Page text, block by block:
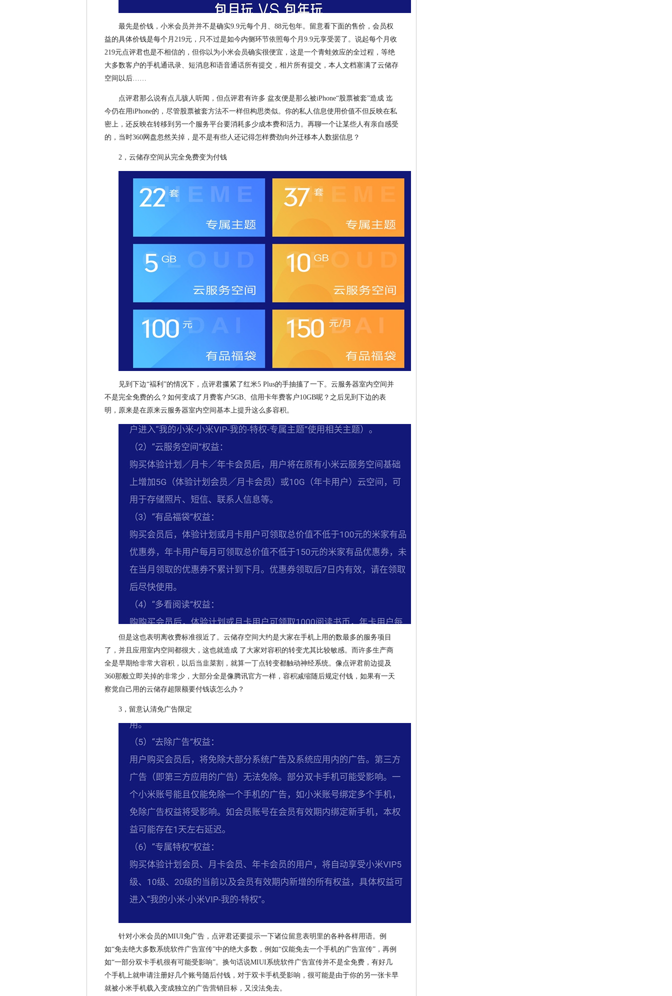
最先是价钱，小米会员并并不是确实9.9元每个月、88元包年。留意看下面的售价，会员权
益的具体价钱是每个月219元，只不过是如今内侧环节依照每个月9.9元享受罢了。说起每个月收
219元点评君也是不相信的，但你以为小米会员确实很便宜，这是一个青蛙效应的全过程，等绝
大多数客户的手机通讯录、短消息和语音通话所有提交，相片所有提交，本人文档塞满了云储存
空间以后……
点评君那么说有点儿骇人听闻，但点评君有许多 盆友便是那么被iPhone“股票被套”造成 迄
今仍在用iPhone的，尽管股票被套方法不一样但构思类似。你的私人信息使用价值不但反映在私
密上，还反映在转移到另一个服务平台要消耗多少成本费和活力。再聊一个让某些人有亲自感受
的，当时360网盘忽然关掉，是不是有些人还记得怎样费劲向外迁移本人数据信息？
2，云储存空间从完全免费变为付钱
见到下边“褔利”的情况下，点评君攥紧了红米5 Plus的手抽搐了一下。云服务器室内空间并
不是完全免费的么？如何变成了月费客户5GB、信用卡年费客户10GB呢？之后见到下边的表
明，原来是在原来云服务器室内空间基本上提升这么多容积。
但是这也表明离收费标准很近了。云储存空间大约是大家在手机上用的数最多的服务项目
了，并且应用室内空间都很大，这也就造成 了大家对容积的转变尤其比较敏感。而许多生产商
全是早期给非常大容积，以后当韭菜割，就算一丁点转变都触动神经系统。像点评君前边提及
360那般立即关掉的非常少，大部分全是像腾讯官方一样，容积减缩随后规定付钱，如果有一天
察觉自己用的云储存超限额要付钱该怎么办？
3，留意认清免广告限定
针对小米会员的MIUI免广告，点评君还要提示一下诸位留意表明里的各种各样用语。例
如“免去绝大多数系统软件广告宣传”中的绝大多数，例如“仅能免去一个手机的广告宣传”，再例
如“一部分双卡手机很有可能受影响”。换句话说MIUI系统软件广告宣传并不是全免费，有好几
个手机上就申请注册好几个账号随后付钱，对于双卡手机受影响，很可能是由于你的另一张卡早
就被小米手机载入变成独立的广告营销目标，又没法免去。